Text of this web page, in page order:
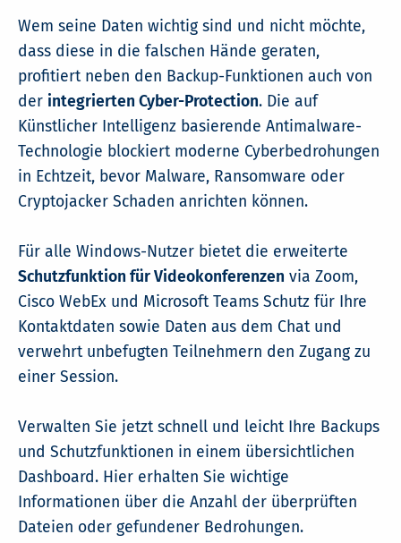
Wem seine Daten wichtig sind und nicht möchte,
dass diese in die falschen Hände geraten,
profitiert neben den Backup-Funktionen auch von
der integrierten Cyber-Protection. Die auf
Künstlicher Intelligenz basierende Antimalware-
Technologie blockiert moderne Cyberbedrohungen
in Echtzeit, bevor Malware, Ransomware oder
Cryptojacker Schaden anrichten können.
Für alle Windows-Nutzer bietet die erweiterte
Schutzfunktion für Videokonferenzen via Zoom,
Cisco WebEx und Microsoft Teams Schutz für Ihre
Kontaktdaten sowie Daten aus dem Chat und
verwehrt unbefugten Teilnehmern den Zugang zu
einer Session.
Verwalten Sie jetzt schnell und leicht Ihre Backups
und Schutzfunktionen in einem übersichtlichen
Dashboard. Hier erhalten Sie wichtige
Informationen über die Anzahl der überprüften
Dateien oder gefundener Bedrohungen.